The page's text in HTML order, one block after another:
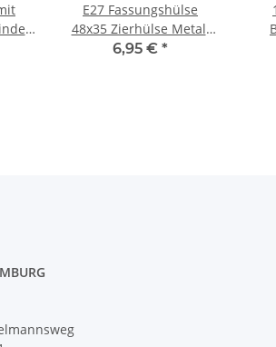
E27 Fassungshülse
48x35 Zierhülse Metall
schwarz für
6,95 € *